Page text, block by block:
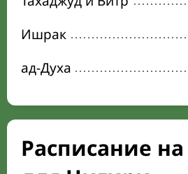
Ишрак
ад-Духа
Расписание на